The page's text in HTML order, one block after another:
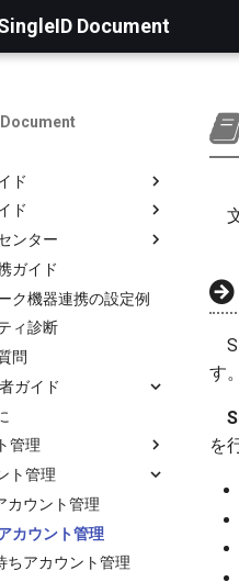
Document
ド
認証ログ
グ
クラウド連携
携
覧
ティ診断
報（組織アカウント）
ワーク
定
ド
ト
ド
ティケーター
ン
ンター
け
チケットの作成
トの進捗状況の確認
トへのコメントの追加
事業者向け
トフロー
ケット内容の確認
ト担当者の割り当て
タスの変更
の変更
トの追加
レーション
トの終了
トのステータス
ガイド
ク機器連携の設定例
ィ診断
問
ガイド
管理
ト履歴
ト管理
カウント管理
カウント管理
ちアカウント管理
す。
を